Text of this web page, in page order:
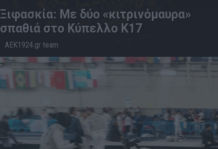
20.9
Ξιφασκία: Με δύο «κιτρινόμαυρα»
σπαθιά στο Κύπελλο Κ17
AEK1924.gr team